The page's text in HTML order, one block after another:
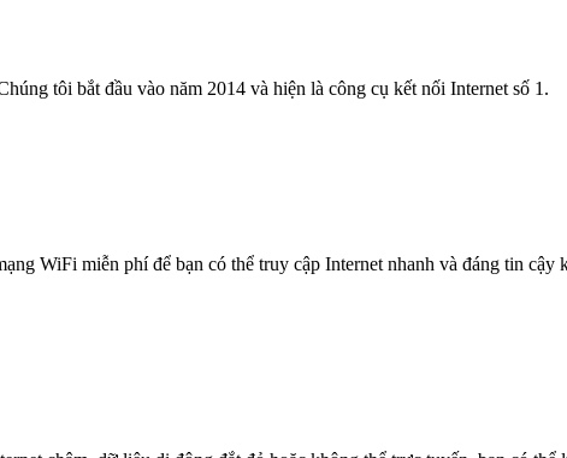
tôi bắt đầu vào năm 2014 và hiện là công cụ kết nối Internet số 1.
WiFi miễn phí để bạn có thể truy cập Internet nhanh và đáng tin cậy